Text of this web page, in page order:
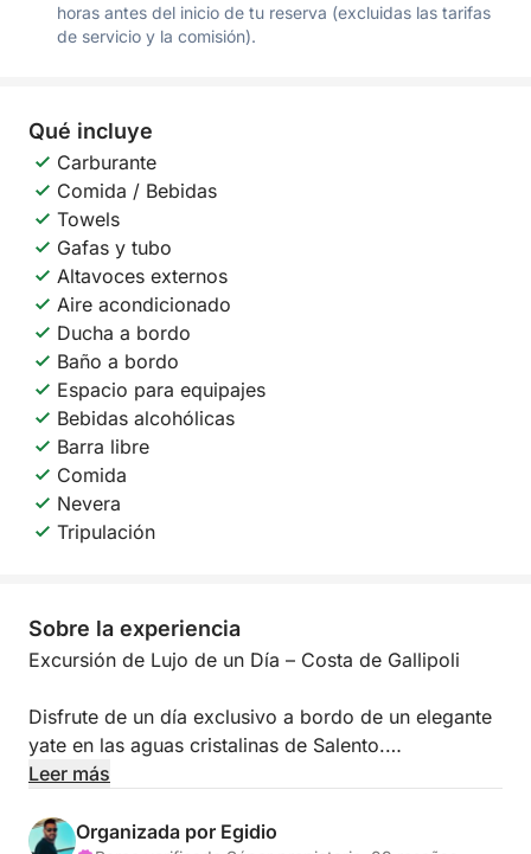
horas antes del inicio de tu reserva (excluidas las tarifas
de servicio y la comisión).
Qué incluye
Carburante
Comida / Bebidas
Towels
Gafas y tubo
Altavoces externos
Aire acondicionado
Ducha a bordo
Baño a bordo
Espacio para equipajes
Bebidas alcohólicas
Barra libre
Comida
Nevera
Tripulación
Sobre la experiencia
Excursión de Lujo de un Día – Costa de Gallipoli
Disfrute de un día exclusivo a bordo de un elegante
yate en las aguas cristalinas de Salento.
visite las bahías más hermosas de la costa jónica.
Leer más
Organizada por Egidio